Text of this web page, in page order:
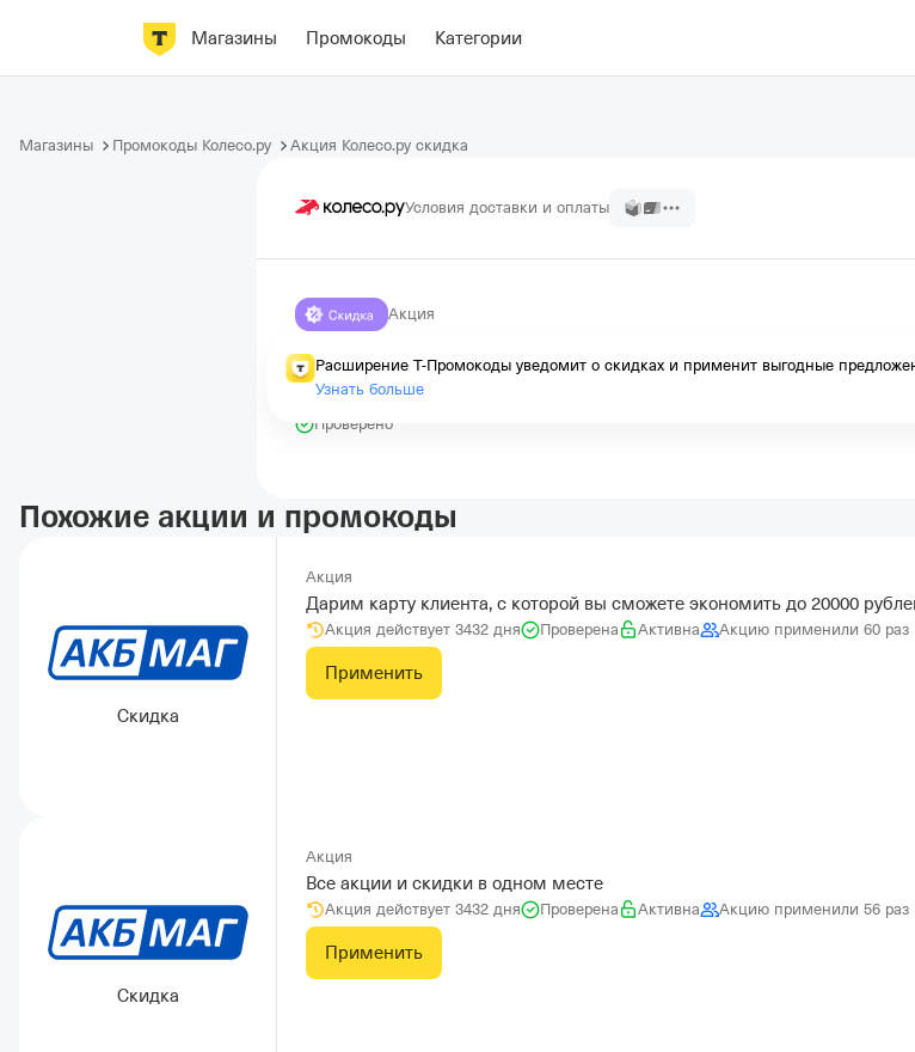
Магазины Промокоды Категории
Магазины Промокоды Колесо.ру Акция Колесо.ру скидка
Условия доставки и оплаты
Акция
0% за сезонное хранение шин
Истекает через 54 дня
Проверено
Похожие акции и промокоды
Скидка
Акция
Дарим карту клиента, с которой вы сможете экономить до 20000
Акция действует 3432 дня Проверена Активна Акцию применили 60 раз
Применить
Скидка
Акция
Все акции и скидки в одном месте
Акция действует 3432 дня Проверена Активна Акцию применили 56 раз
Применить
Расширение Т-Промокоды уведомит о скидках и применит выгодные
Узнать больше